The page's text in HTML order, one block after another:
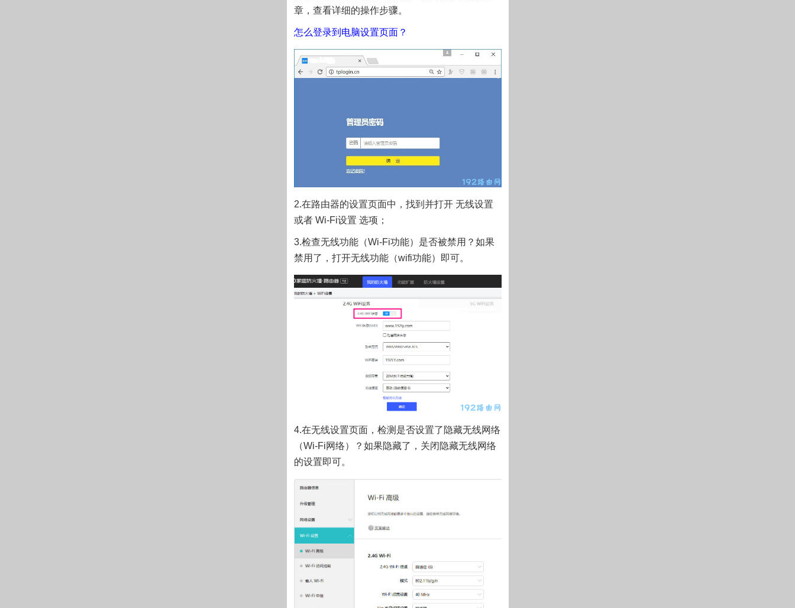
章，查看详细的操作步骤。
怎么登录到电脑设置页面？
2.在路由器的设置页面中，找到并打开 无线设置
或者 Wi-Fi设置 选项；
3.检查无线功能（Wi-Fi功能）是否被禁用？如果
禁用了，打开无线功能（wifi功能）即可。
4.在无线设置页面，检测是否设置了隐藏无线网络
（Wi-Fi网络）？如果隐藏了，关闭隐藏无线网络
的设置即可。